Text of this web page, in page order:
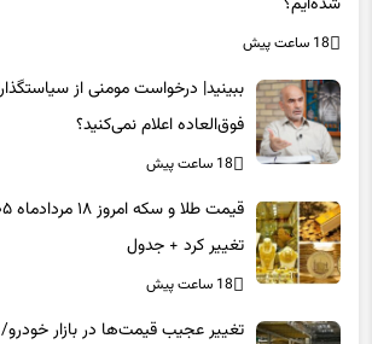
18 ساعت پیش
ببینید| درخواست مومنی از
فوق‌العاده اعلام نمی‌کنید؟
18 ساعت پیش
تغییر کرد + جدول
18 ساعت پیش
تغییر عجیب قیمت‌ها در بازار